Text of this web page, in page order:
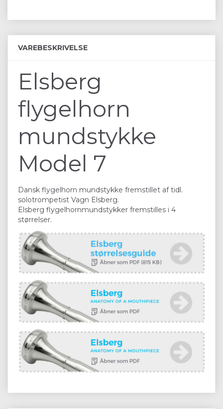
VAREBESKRIVELSE
Elsberg
flygelhorn
mundstykke
Model 7
Dansk flygelhorn mundstykke fremstillet af tidl.
solotrompetist Vagn Elsberg.
Elsberg flygelhornmundstykker fremstilles i 4
størrelser.